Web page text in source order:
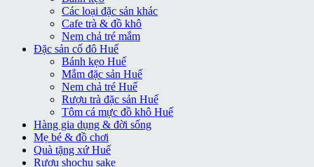
Các loại đặc sản khác
Cafe trà & đồ khô
Nem chả tré mắm
Đặc sản cố đô Huế
Bánh kẹo Huế
Mắm đặc sản Huế
Nem chả tré Huế
Rượu trà đặc sản Huế
Tôm cá mực đồ khô Huế
Hàng gia dụng & đời sống
Mẹ bé & đồ chơi
Quà tặng xứ Huế
Rượu shochu sake